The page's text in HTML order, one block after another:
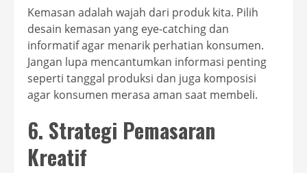
Kemasan adalah wajah dari produk kita. Pilih
desain kemasan yang eye-catching dan
informatif agar menarik perhatian konsumen.
Jangan lupa mencantumkan informasi penting
seperti tanggal produksi dan juga komposisi
agar konsumen merasa aman saat membeli.
6. Strategi Pemasaran
Kreatif